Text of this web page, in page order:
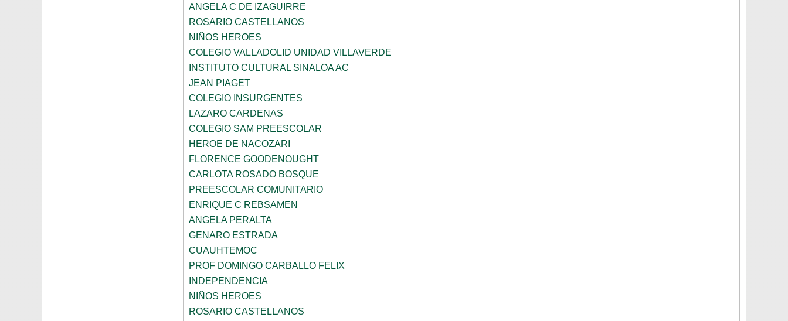
ANGELA C DE IZAGUIRRE
ROSARIO CASTELLANOS
NIÑOS HEROES
COLEGIO VALLADOLID UNIDAD VILLAVERDE
INSTITUTO CULTURAL SINALOA AC
JEAN PIAGET
COLEGIO INSURGENTES
LAZARO CARDENAS
COLEGIO SAM PREESCOLAR
HEROE DE NACOZARI
FLORENCE GOODENOUGHT
CARLOTA ROSADO BOSQUE
PREESCOLAR COMUNITARIO
ENRIQUE C REBSAMEN
ANGELA PERALTA
GENARO ESTRADA
CUAUHTEMOC
PROF DOMINGO CARBALLO FELIX
INDEPENDENCIA
NIÑOS HEROES
ROSARIO CASTELLANOS